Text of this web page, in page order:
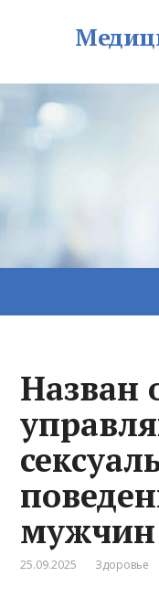
Назван
мужчин
25.09.2025 Здоровье